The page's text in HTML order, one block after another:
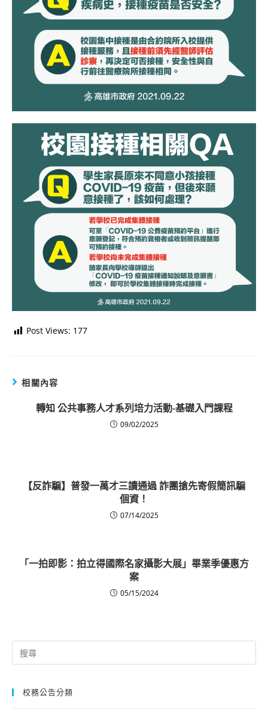
Post Views: 177
相關內容
轉知 公共事務人才系列培力活動-基礎入門課程
09/02/2025
【反詐騙】普發一萬才三讀通過 詐團搶先寄假簡訊騙
個資！
07/14/2025
「一拍即影：拍立得國際名家攝影大展」畢業季優惠方
案
05/15/2024
Search
for:
校務公告分類